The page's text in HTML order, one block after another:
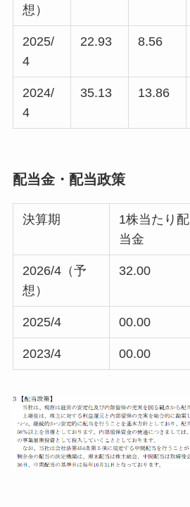
想）
2025/
4
22.93 8.56
2024/
4
35.13 13.86
配当金・配当政策
決算期
1株当たり配
当金
2026/4（予
想）
32.00
2025/4 00.00
2023/4 00.00